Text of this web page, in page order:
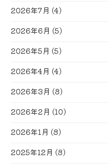
2026年7月 (4)
2026年6月 (5)
2026年5月 (5)
2026年4月 (4)
2026年3月 (8)
2026年2月 (10)
2026年1月 (8)
2025年12月 (8)